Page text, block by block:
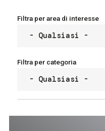
Filtra per area di interesse
Filtra per categoria